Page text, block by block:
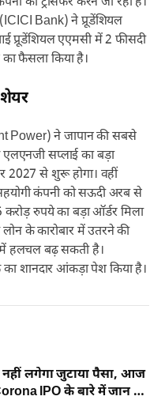
Bank) ने प्रूडेंशियल
प्रूडेंशियल एएमसी में 2 फीसदी
फैसला किया है।
Power) ने जापान की सबसे
सप्लाई का बड़ा
2027 से शुरू होगा। वहीं
कंपनी को सऊदी अरब से
रुपये का बड़ा ऑर्डर मिला
के कारोबार में उतरने की
हलचल बढ़ सकती है।
शानदार आंकड़ा पेश किया है।
नहीं लगेगा जुटाया पैसा, आज
IPO के बारे में जान लें